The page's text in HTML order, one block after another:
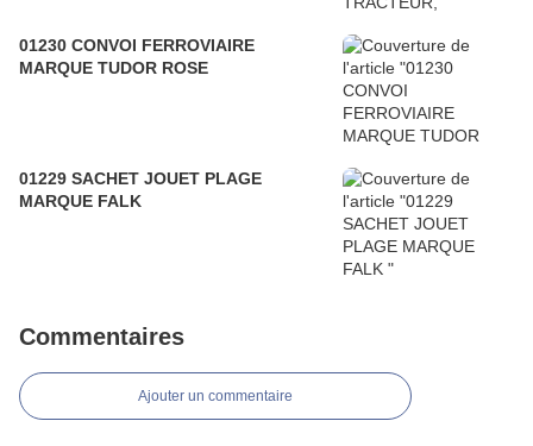
01230 CONVOI FERROVIAIRE
MARQUE TUDOR ROSE
01229 SACHET JOUET PLAGE
MARQUE FALK
Commentaires
Ajouter un commentaire